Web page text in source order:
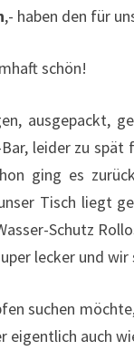
,- haben den für
schön!
ausgepackt,
leider zu
ging es
Tisch liegt
Schutz
lecker und
suchen
eigentlich auch